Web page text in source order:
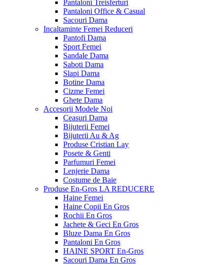
Pantaloni Treisferturi
Pantaloni Office & Casual
Sacouri Dama
Incaltaminte Femei Reduceri
Pantofi Dama
Sport Femei
Sandale Dama
Saboti Dama
Slapi Dama
Botine Dama
Cizme Femei
Ghete Dama
Accesorii Modele Noi
Ceasuri Dama
Bijuterii Femei
Bijuterii Au & Ag
Produse Cristian Lay
Posete & Genti
Parfumuri Femei
Lenjerie Dama
Costume de Baie
Produse En-Gros LA REDUCERE
Haine Femei
Haine Copii En Gros
Rochii En Gros
Jachete & Geci En Gros
Bluze Dama En Gros
Pantaloni En Gros
HAINE SPORT En-Gros
Sacouri Dama En Gros